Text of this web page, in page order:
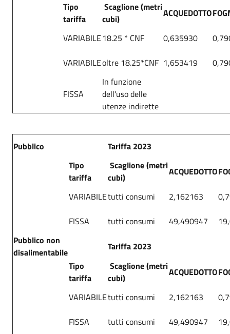
Tipo
tariffa
Scaglione (metri
cubi)
ACQUEDOTTO
VARIABILE 18.25 * CNF 0,635930
VARIABILEoltre 18.25*CNF 1,653419
FISSA
In funzione
dell'uso delle
utenze indirette
Pubblico
Tariffa 2023
Tipo
tariffa
Scaglione (metri
cubi)
ACQUEDOTTO
VARIABILEtutti consumi 2,162163
FISSA
tutti consumi 49,490947
Pubblico non
disalimentabile
Tariffa 2023
Tipo
tariffa
Scaglione (metri
cubi)
ACQUEDOTTO
VARIABILEtutti consumi 2,162163
FISSA
tutti consumi 49,490947